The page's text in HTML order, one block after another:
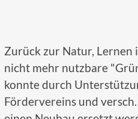
Zurück zur Natur, Lernen
nicht mehr nutzbare
konnte durch
Fördervereins und